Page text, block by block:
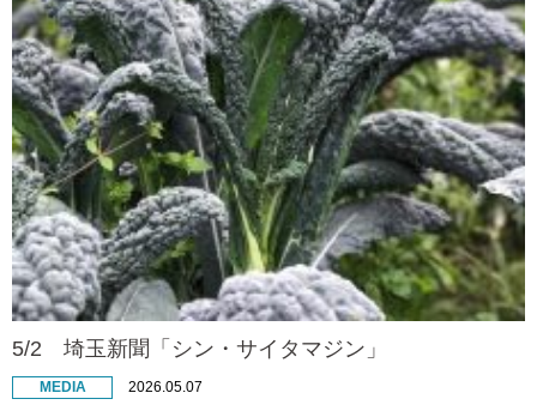
5/2 埼玉新聞「シン・サイタマジン」
MEDIA 2026.05.07